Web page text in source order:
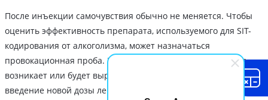
После инъекции самочувствия обычно не меняется. Чтобы
оценить эффективность препарата, используемого для SIT-
кодирования от алкоголизма, может назначаться
провокационная проба. Если отвращение к спиртному не
возникает или будет выражено слабо, то рекомендуется
введение новой дозы лекарства.